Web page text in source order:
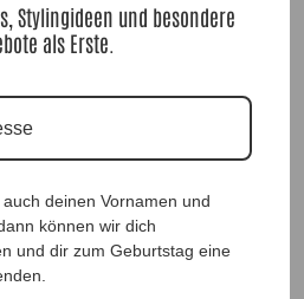
Anr.: 3227
✨
Stylingideen und besondere
als Erste.
deinen Vornamen und
können wir dich
und dir zum Geburtstag eine